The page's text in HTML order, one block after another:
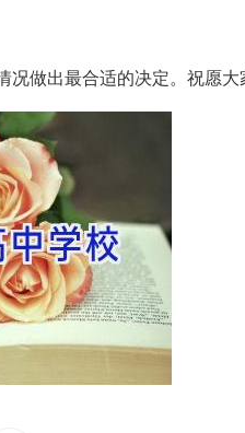
做出最合适的决定。祝愿大